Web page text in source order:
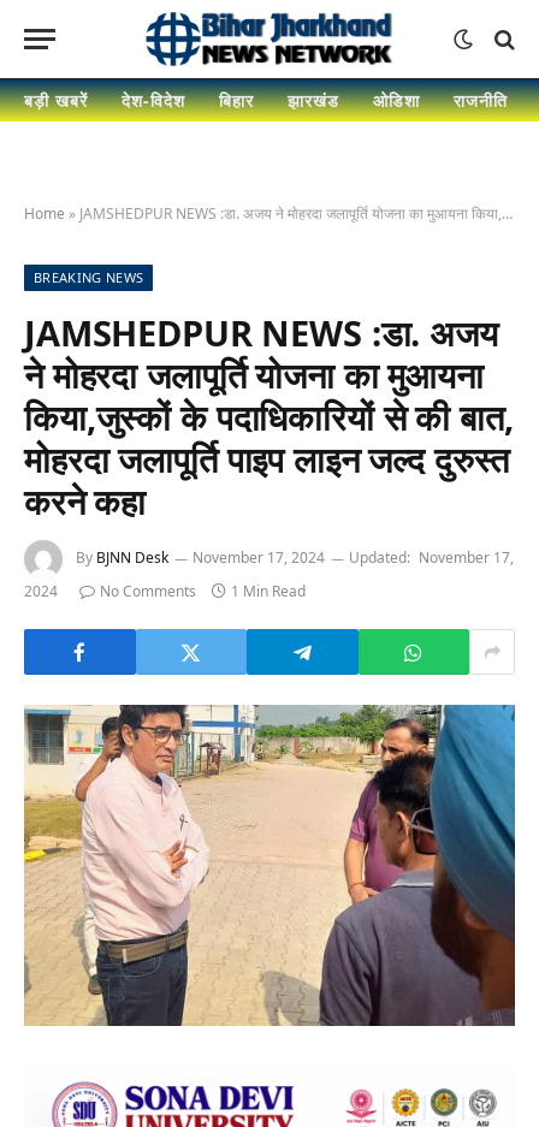
बड़ी खबरें देश-विदेश बिहार झारखंड ओडिशा राजनीति
Home » JAMSHEDPUR NEWS :डा. अजय ने मोहरदा जलापूर्ति योजना का मुआयना किया,जुस्कों के पदाधिकारियों से की बात, मोहरदा जलापूर्ति पाइप लाइन जल्द दुरुस्त करने कहा
BREAKING NEWS
JAMSHEDPUR NEWS :डा. अजय
ने मोहरदा जलापूर्ति योजना का मुआयना
किया,जुस्कों के पदाधिकारियों से की बात,
मोहरदा जलापूर्ति पाइप लाइन जल्द दुरुस्त
करने कहा
By BJNN Desk November 17, 2024 Updated: November 17,
2024
No Comments 1 Min Read